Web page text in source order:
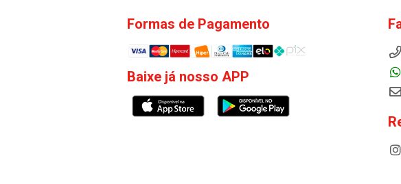
Formas de Pagamento
Baixe já nosso APP